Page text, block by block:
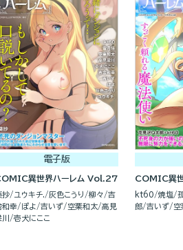
電子版
異世界ハーレム Vol.27
抄 ユウキチ. 灰色こうり 柳々
吉
和幸
ぽよ 吉いず 空栗和太 高見
壱犬にここ
COMIC異
kt60 焼塩
郎 吉いず 空